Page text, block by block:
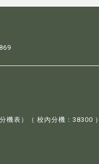
分機表 ）（ 校內分機：38300 ）